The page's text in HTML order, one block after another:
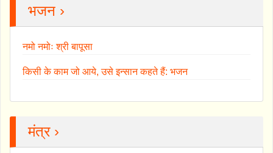
भजन ›
नमो नमोः श्री बापूसा
किसी के काम जो आये, उसे इन्सान कहते हैं: भजन
मंत्र ›